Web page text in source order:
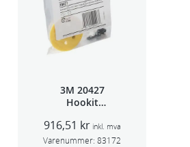
3M 20427
Hookit
50663
916,51 kr inkl. mva
Varenummer: 83172